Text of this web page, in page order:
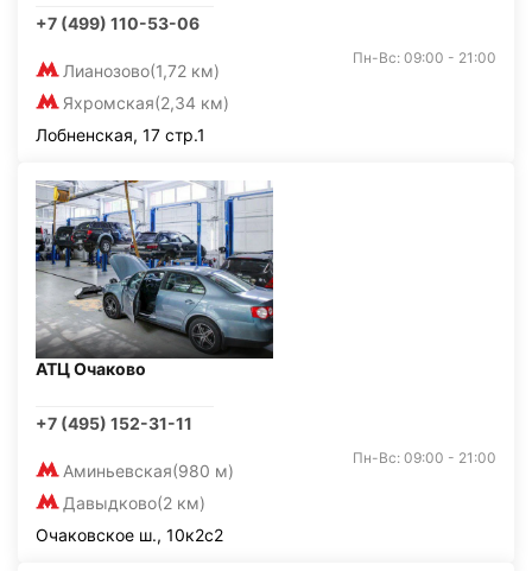
+7 (499) 110-53-06
Лианозово(1,72 км)
Яхромская(2,34 км)
Пн-Вс: 09:00 - 21:00
Лобненская, 17 стр.1
АТЦ Очаково
+7 (495) 152-31-11
Аминьевская(980 м)
Давыдково(2 км)
Пн-Вс: 09:00 - 21:00
Очаковское ш., 10к2с2